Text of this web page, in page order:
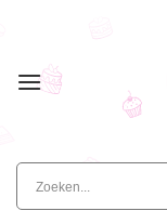
content